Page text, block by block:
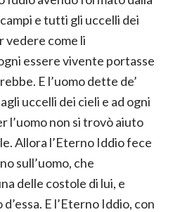
e tutti gli uccelli dei
vedere come li
essere vivente portasse
E l’uomo dette de’
uccelli dei cieli e ad ogni
l’uomo non si trovò aiuto
Allora l’Eterno Iddio fece
sull’uomo, che
delle costole di lui, e
E l’Eterno Iddio, con